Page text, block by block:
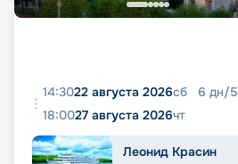
14:3022 августа 2026сб 6 дн/5
18:0027 августа 2026чт
Леонид Красин